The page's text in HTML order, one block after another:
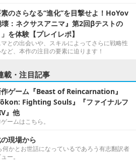
のさらなる“進化”を目撃せよ！HoYov
：ネクサスアニマ』第2回βテストの
を体験【プレイレポ】
との出会いや、スキルによってさらに戦略性
ど、本作の注目の要素に迫ります！
載・注目記事
ゲーム『Beast of Reincarnation』
Fighting Souls』『ファイナルフ
』他
ームはこちら。
現場から
何かとお世話になっているであろう有志翻訳者
ー。